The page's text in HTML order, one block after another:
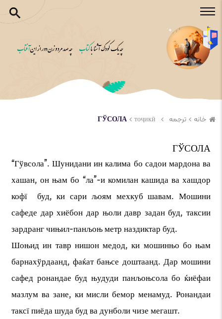
خانه ترجمه тоҷикӣ
ГЎСОЛА
ГЎСОЛА
“Гўвсола”. Шунидани ин калима бо садои мардона ва
хашан, он њам бо “ла”-и комилан кашида ва хашдор
кофї буд, ки сари љоям мехкуб шавам. Мошини
сафеде дар хиёбон дар њоли давр задан буд, таксии
зардранг чињил-панљоњ метр наздиктар буд.
Шоњид ин тавр нишон медод, ки мошинњо бо њам
барнахўрдаанд, фаќат бањсе доштаанд. Дар мошини
сафед ронандае буд њудуди панљоњсола бо ќиёфаи
мазлум ва зане, ки мисли бемор менамуд. Ронандаи
таксї пиёда шуда буд ва дунболи чизе мегашт.